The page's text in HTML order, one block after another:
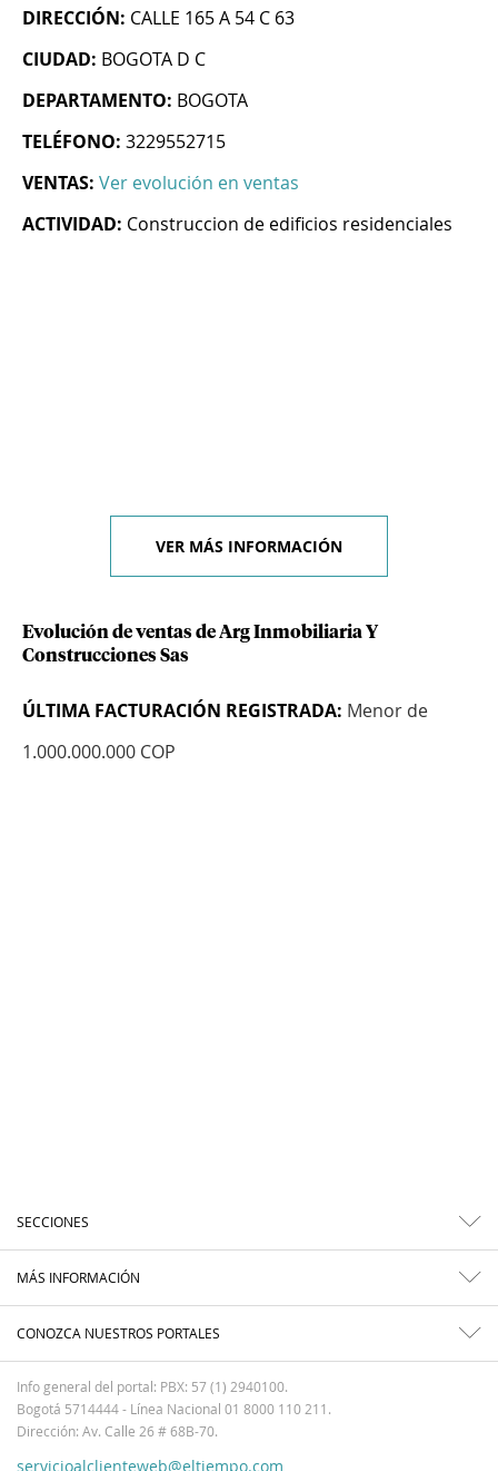
DIRECCIÓN: CALLE 165 A 54 C 63
CIUDAD: BOGOTA D C
DEPARTAMENTO: BOGOTA
TELÉFONO: 3229552715
VENTAS: Ver evolución en ventas
ACTIVIDAD: Construccion de edificios residenciales
VER MÁS INFORMACIÓN
Evolución de ventas de Arg Inmobiliaria Y
Construcciones Sas
ÚLTIMA FACTURACIÓN REGISTRADA: Menor de
1.000.000.000 COP
SECCIONES
MÁS INFORMACIÓN
CONOZCA NUESTROS PORTALES
Info general del portal: PBX: 57 (1) 2940100.
Bogotá 5714444 - Línea Nacional 01 8000 110 211.
Dirección: Av. Calle 26 # 68B-70.
servicioalclienteweb@eltiempo.com